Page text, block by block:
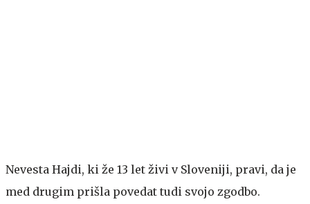
Nevesta Hajdi, ki že 13 let živi v Sloveniji, pravi, da je
med drugim prišla povedat tudi svojo zgodbo.